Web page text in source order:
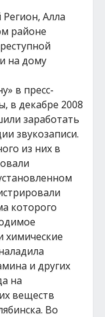
Алла
районе
на дому
в пресс-
в декабре 2008
заработать
звукозаписи.
из них в
которого
химические
и других
на
веществ
Во